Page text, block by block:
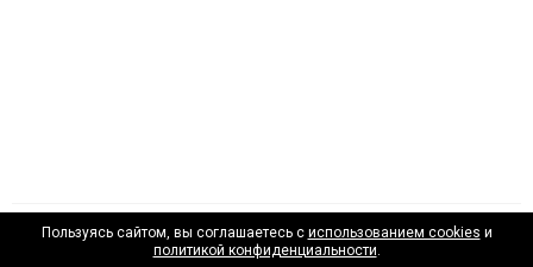
Наши лизинговые партнеры
Пользуясь сайтом, вы соглашаетесь с использованием cookies и
политикой конфиденциальности.